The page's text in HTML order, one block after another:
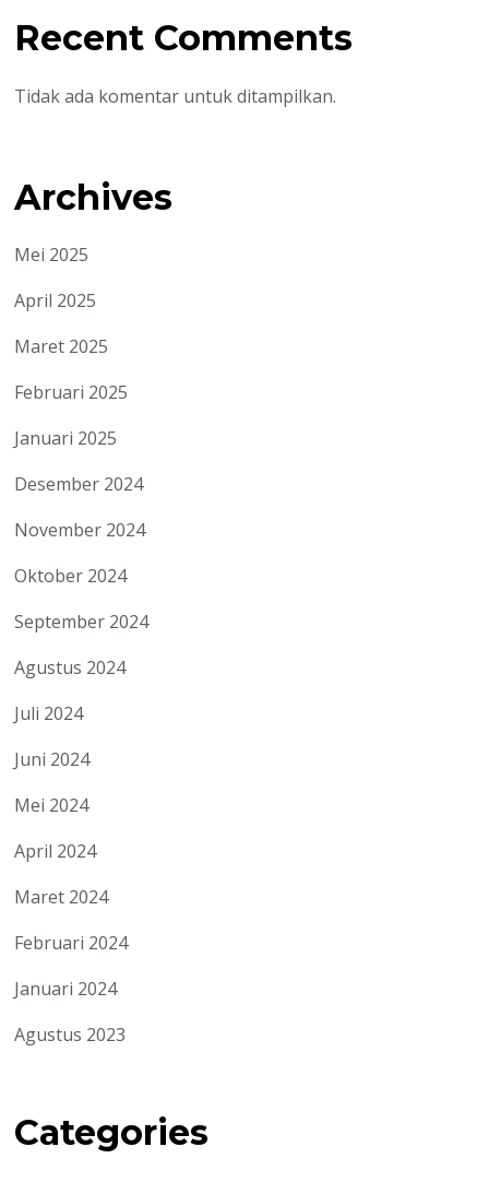
Recent Comments
Tidak ada komentar untuk ditampilkan.
Archives
Mei 2025
April 2025
Maret 2025
Februari 2025
Januari 2025
Desember 2024
November 2024
Oktober 2024
September 2024
Agustus 2024
Juli 2024
Juni 2024
Mei 2024
April 2024
Maret 2024
Februari 2024
Januari 2024
Agustus 2023
Categories